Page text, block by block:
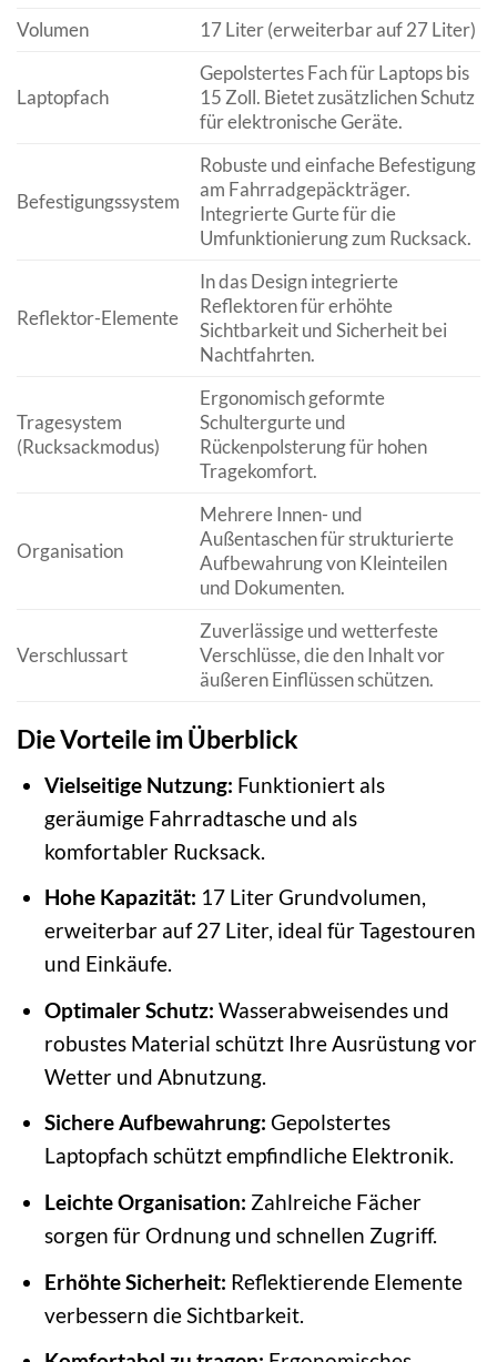
Volumen
17 Liter (erweiterbar auf 27 Liter)
Laptopfach
Gepolstertes Fach für Laptops bis
15 Zoll. Bietet zusätzlichen Schutz
für elektronische Geräte.
Befestigungssystem
Robuste und einfache Befestigung
am Fahrradgepäckträger.
Integrierte Gurte für die
Umfunktionierung zum Rucksack.
Reflektor-Elemente
In das Design integrierte
Reflektoren für erhöhte
Sichtbarkeit und Sicherheit bei
Nachtfahrten.
Tragesystem
(Rucksackmodus)
Ergonomisch geformte
Schultergurte und
Rückenpolsterung für hohen
Tragekomfort.
Organisation
Mehrere Innen- und
Außentaschen für strukturierte
Aufbewahrung von Kleinteilen
und Dokumenten.
Verschlussart
Zuverlässige und wetterfeste
Verschlüsse, die den Inhalt vor
äußeren Einflüssen schützen.
Die Vorteile im Überblick
Vielseitige Nutzung: Funktioniert als
geräumige Fahrradtasche und als
komfortabler Rucksack.
Hohe Kapazität: 17 Liter Grundvolumen,
erweiterbar auf 27 Liter, ideal für Tagestouren
und Einkäufe.
Optimaler Schutz: Wasserabweisendes und
robustes Material schützt Ihre Ausrüstung vor
Wetter und Abnutzung.
Sichere Aufbewahrung: Gepolstertes
Laptopfach schützt empfindliche Elektronik.
Leichte Organisation: Zahlreiche Fächer
sorgen für Ordnung und schnellen Zugriff.
Erhöhte Sicherheit: Reflektierende Elemente
verbessern die Sichtbarkeit.